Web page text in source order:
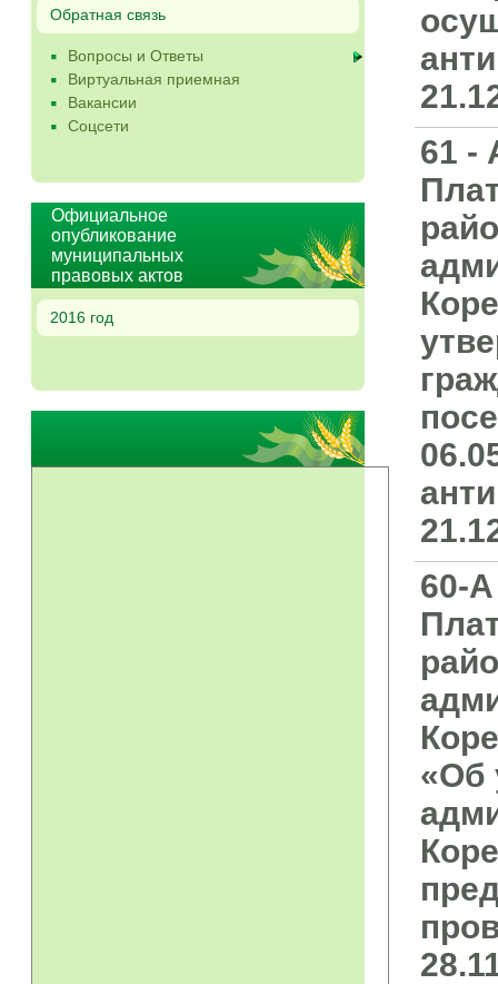
Обратная связь
Вопросы и Ответы
Виртуальная приемная
Вакансии
Соцсети
Официальное
опубликование
муниципальных
правовых актов
2016 год
61 -
60-
«Об